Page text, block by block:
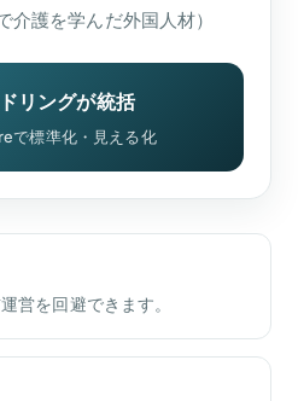
介護を学んだ外国人材）
リングが統括
で標準化・見える化
営を回避できます。